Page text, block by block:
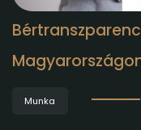
Munka